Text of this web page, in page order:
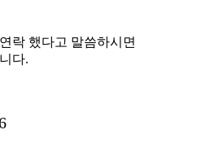
락 했다고 말씀하시면
다.